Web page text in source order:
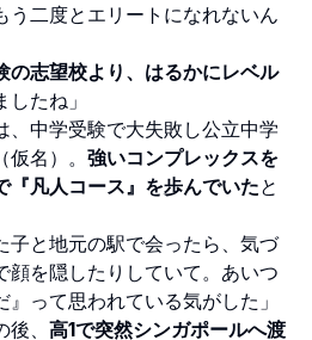
う二度とエリートになれないん
の志望校より、はるかにレベル
したね」
中学受験で大失敗し公立中学
名）。 強いコンプレックスを
『凡人コース』を歩んでいたと
子と地元の駅で会ったら、気づ
顔を隠したりしていて。あいつ
って思われている気がした」
、 高1で突然シンガポールへ渡